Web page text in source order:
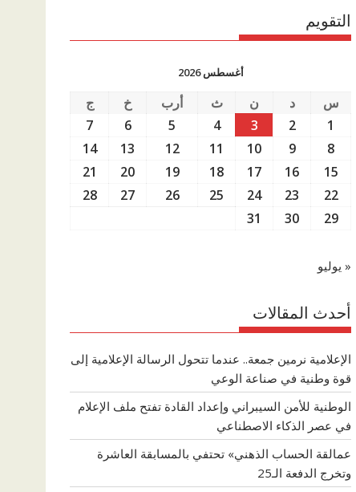
التقويم
أغسطس 2026
س د ن ث أرب خ
ج
1
2
3
4
5
6
7
8
9
10
11
12
13
14
15
16
17
18
19
20
21
22
23
24
25
26
27
28
29
30
31
« يوليو
أحدث المقالات
الإعلامية نرمين جمعة.. عندما تتحول الرسالة الإعلامية إلى
قوة وطنية في صناعة الوعي
الوطنية للأمن السيبراني وإعداد القادة تفتح ملف الإعلام
في عصر الذكاء الاصطناعي
عمالقة الحساب الذهني» تحتفي بالمسابقة العاشرة
وتخرج الدفعة الـ25